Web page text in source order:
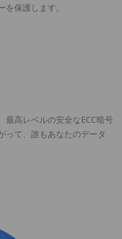
保護します。
最高レベルの安全なECC暗号
って、誰もあなたのデータ